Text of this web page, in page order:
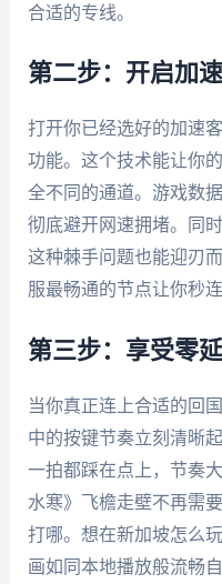
合适的专线。
第二步：开启加
打开你已经选好的加速
功能。这个技术能让你
全不同的通道。游戏数
彻底避开网速拥堵。同
这种棘手问题也能迎刃
服最畅通的节点让你秒连
第三步：享受零
当你真正连上合适的回
中的按键节奏立刻清晰
一拍都踩在点上，节奏
水寒》飞檐走壁不再需
打哪。想在新加坡怎么
画如同本地播放般流畅自